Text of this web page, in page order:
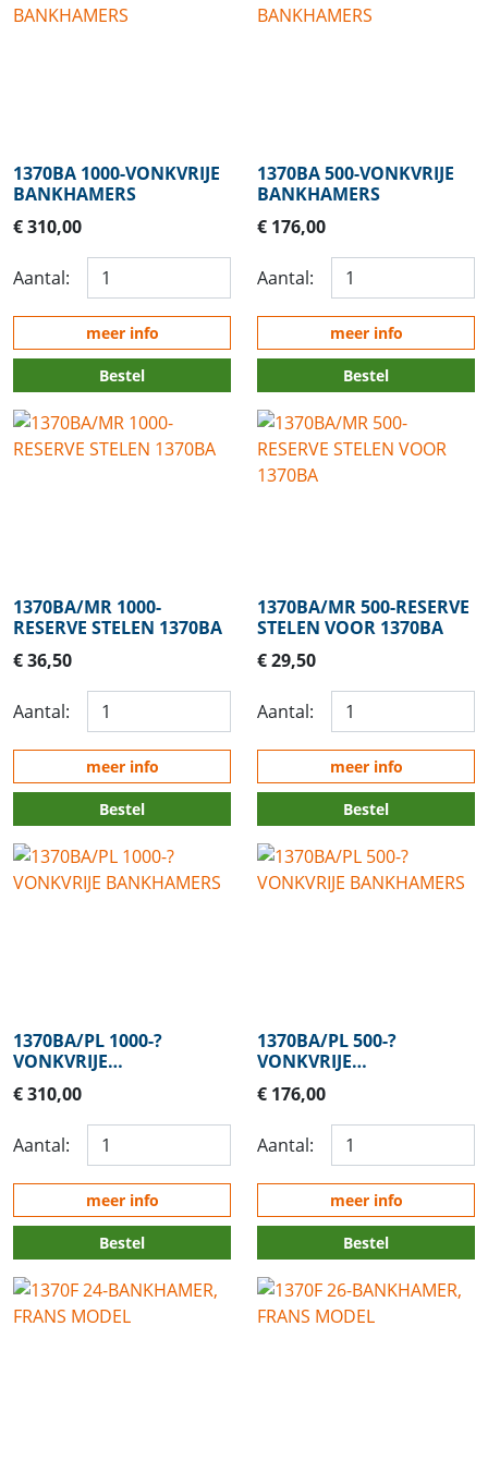
1370BA 1000-VONKVRIJE
BANKHAMERS
€ 310,00
Aantal:
meer info
Bestel
1370BA 500-VONKVRIJE
BANKHAMERS
€ 176,00
Aantal:
meer info
Bestel
1370BA/MR 1000-
RESERVE STELEN 1370BA
€ 36,50
Aantal:
meer info
Bestel
1370BA/MR 500-RESERVE
STELEN VOOR 1370BA
€ 29,50
Aantal:
meer info
Bestel
1370BA/PL 1000-?
VONKVRIJE
BANKHAMERS
€ 310,00
Aantal:
meer info
Bestel
1370BA/PL 500-?
VONKVRIJE
BANKHAMERS
€ 176,00
Aantal:
meer info
Bestel